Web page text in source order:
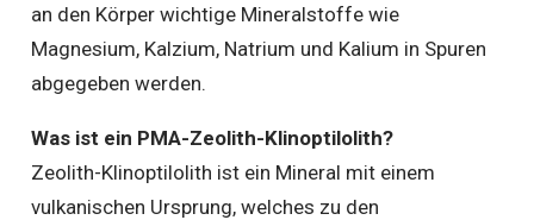
an den Körper wichtige Mineralstoffe wie
Magnesium, Kalzium, Natrium und Kalium in Spuren
abgegeben werden.
Was ist ein PMA-Zeolith-Klinoptilolith?
Zeolith-Klinoptilolith ist ein Mineral mit einem
vulkanischen Ursprung, welches zu den